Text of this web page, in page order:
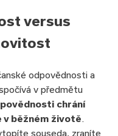
versus
odpovědnosti a
v předmětu
chrání
běžném životě.
souseda, zraníte